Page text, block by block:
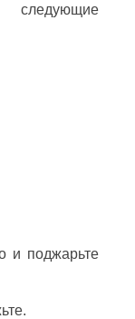
следующие
и поджарьте